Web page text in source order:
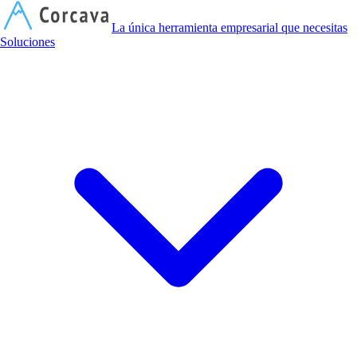
La única herramienta empresarial que necesitas
Soluciones